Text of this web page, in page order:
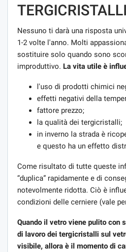
TERGICRISTALLI
Nessuno ti darà una risposta
1-2 volte l'anno. Molti
sostituire solo quando sono
improduttivo. La vita utile è
l'uso di prodotti chimici
effetti negativi della
fattore prezzo;
la qualità dei tergicristalli;
in inverno la strada è
e questo ha un effetto
Come risultato di tutte queste
“duplica” rapidamente e di
notevolmente ridotta. Ciò è
condizioni delle cerniere (vale
Quando il vetro viene pulito con
di lavoro dei tergicristalli sul
visibile, allora è il momento di